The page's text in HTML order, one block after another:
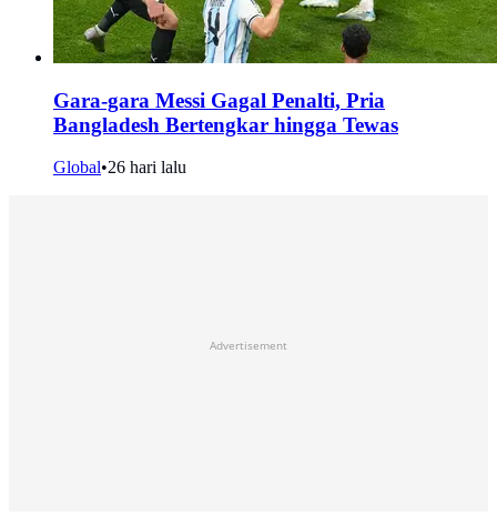
Gara-gara Messi Gagal Penalti, Pria
Bangladesh Bertengkar hingga Tewas
Global•26 hari lalu
Advertisement